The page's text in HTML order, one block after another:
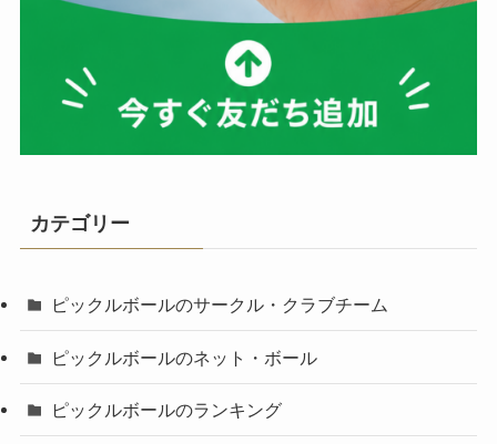
カテゴリー
ピックルボールのサークル・クラブチーム
ピックルボールのネット・ボール
ピックルボールのランキング